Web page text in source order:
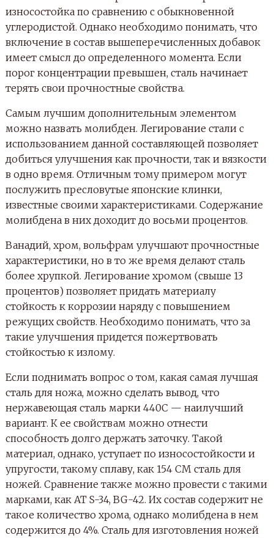
износостойка по сравнению с обыкновенной
углеродистой. Однако необходимо понимать, что
включение в состав вышеперечисленных добавок
имеет смысл до определенного момента. Если
порог концентрации превышен, сталь начинает
терять свои прочностные свойства.
Самым лучшим дополнительным элементом
можно назвать молибден. Легирование стали с
использованием данной составляющей позволяет
добиться улучшения как прочности, так и вязкости
в одно время. Отличным тому примером могут
послужить пресловутые японские клинки,
известные своими характеристиками. Содержание
молибдена в них доходит до восьми процентов.
Ванадий, хром, вольфрам улучшают прочностные
характеристики, но в то же время делают сталь
более хрупкой. Легирование хромом (свыше 13
процентов) позволяет придать материалу
стойкость к коррозии наряду с повышением
режущих свойств. Необходимо понимать, что за
такие улучшения придется пожертвовать
стойкостью к излому.
Если поднимать вопрос о том, какая самая лучшая
сталь для ножа, можно сделать вывод, что
нержавеющая сталь марки 440С — наилучший
вариант. К ее свойствам можно отнести
способность долго держать заточку. Такой
материал, однако, уступает по износостойкости и
упругости, такому сплаву, как 154 СМ сталь для
ножей. Сравнение также можно провести с такими
марками, как АТ S-34, BG-42. Их состав содержит не
такое количество хрома, однако молибдена в нем
содержится до 4%. Сталь для изготовления ножей